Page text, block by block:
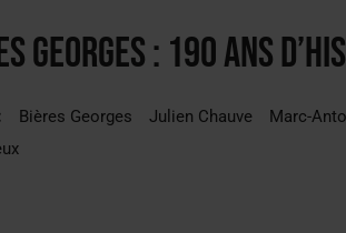
| LA GÉNÉRATION Z ET LA MODÉRATION
| CONSOMMATION : LA VISION DU GROUPE
2026 PODCAST – BRASSERIE SAINTE COLOMBE, 30
2026
Georges : 190 ans
Bières Georges Julien Chauve Marc-